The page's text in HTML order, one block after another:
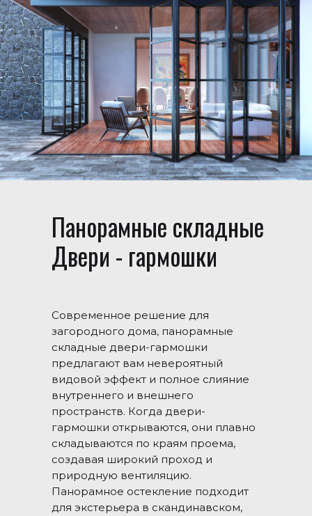
Панорамные складные
Двери - гармошки
Современное решение для
загородного дома, панорамные
складные двери-гармошки
предлагают вам невероятный
видовой эффект и полное слияние
внутреннего и внешнего
пространств. Когда двери-
гармошки открываются, они плавно
складываются по краям проема,
создавая широкий проход и
природную вентиляцию.
Панорамное остекление подходит
для экстерьера в скандинавском,